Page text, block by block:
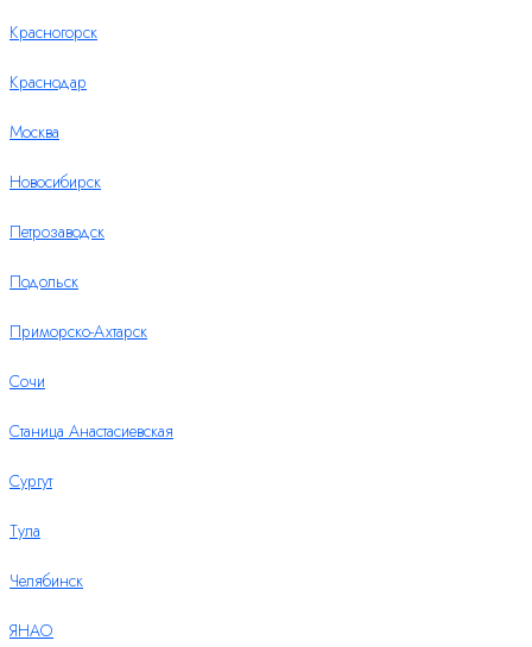
Красногорск
Краснодар
Москва
Новосибирск
Петрозаводск
Подольск
Приморско-Ахтарск
Сочи
Станица Анастасиевская
Сургут
Тула
Челябинск
ЯНАО